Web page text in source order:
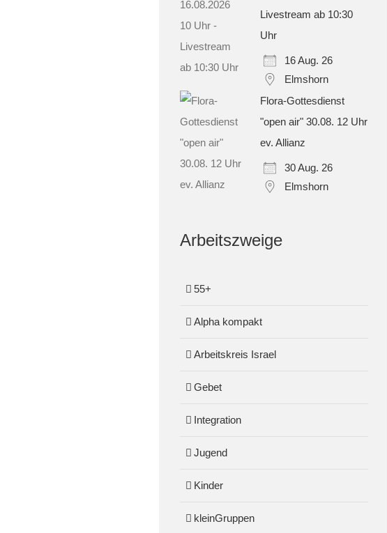
Livestream ab 10:30
Uhr
16 Aug. 26
Elmshorn
Flora-Gottesdienst
"open air" 30.08. 12 Uhr
ev. Allianz
30 Aug. 26
Elmshorn
Arbeitszweige
55+
Alpha kompakt
Arbeitskreis Israel
Gebet
Integration
Jugend
Kinder
kleinGruppen